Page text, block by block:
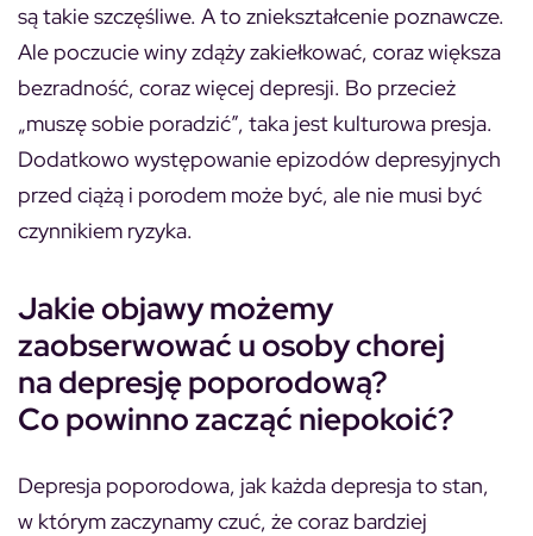
są takie szczęśliwe. A to zniekształcenie poznawcze.
Ale poczucie winy zdąży zakiełkować, coraz większa
bezradność, coraz więcej depresji. Bo przecież
„muszę sobie poradzić”, taka jest kulturowa presja.
Dodatkowo występowanie epizodów depresyjnych
przed ciążą i porodem może być, ale nie musi być
czynnikiem ryzyka.
Jakie objawy możemy
zaobserwować u osoby chorej
na depresję poporodową?
Co powinno zacząć niepokoić?
Depresja poporodowa, jak każda depresja to stan,
w którym zaczynamy czuć, że coraz bardziej